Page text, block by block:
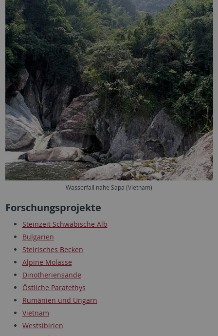
Wasserfall nahe Sapa (Vietnam)
Forschungsprojekte
Steinzeit Schwäbische Alb
Bulgarien
Steirisches Becken
Alpine Molasse
Dinotheriensande
Östliche Paratethys
Rumänien und Ungarn
Vietnam
Westsibirien